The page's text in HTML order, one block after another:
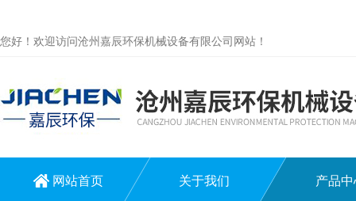
您好！欢迎访问沧州嘉辰环保机械设备有限公司网站！
网站首页 关于我们 产品中